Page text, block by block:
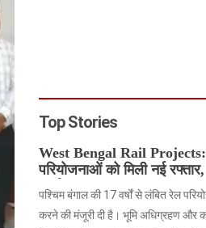
Top Stories
West Bengal Rail
परियोजनाओं को मिली नई रफ्तार,
कार्य
पश्चिम बंगाल की 17 वर्षों से लंबित रेल
करने की मंजूरी दी है। भूमि अधिग्रहण